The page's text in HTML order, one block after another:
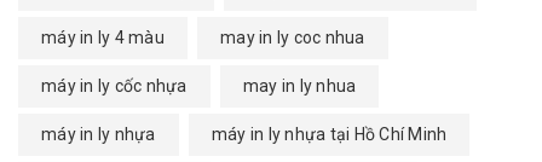
máy in ly 4 màu may in ly coc nhua
máy in ly cốc nhựa may in ly nhua
máy in ly nhựa máy in ly nhựa tại Hồ Chí Minh